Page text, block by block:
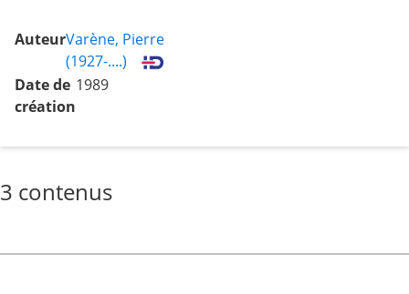
AuteurVarène, Pierre
(1927-....)
Date de
création
1989
3 contenus